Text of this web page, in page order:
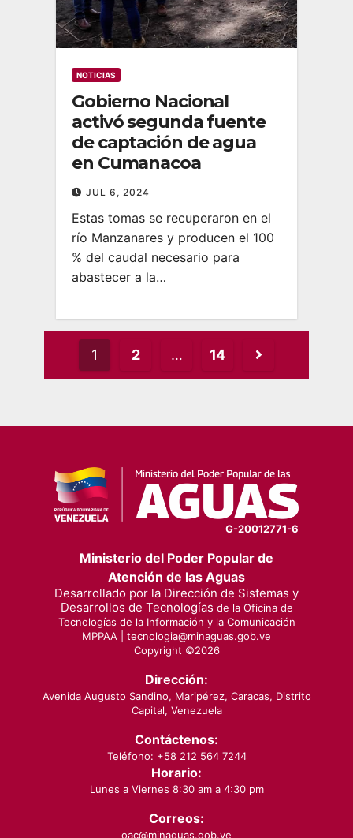
NOTICIAS
Gobierno Nacional
activó segunda fuente
de captación de agua
en Cumanacoa
JUL 6, 2024
Estas tomas se recuperaron en el
río Manzanares y producen el 100
% del caudal necesario para
abastecer a la…
Posts
pagination
1 2 … 14
G-20012771-6
Ministerio del Poder Popular de
Atención de las Aguas
Desarrollado por la Dirección de Sistemas y
Desarrollos de Tecnologías de la Oficina de
Tecnologías de la Información y la Comunicación
MPPAA | tecnologia@minaguas.gob.ve
Copyright ©2026
Dirección:
Avenida Augusto Sandino, Maripérez, Caracas, Distrito
Capital, Venezuela
Contáctenos:
Teléfono: +58 212 564 7244
Horario:
Lunes a Viernes 8:30 am a 4:30 pm
Correos:
oac@minaguas.gob.ve